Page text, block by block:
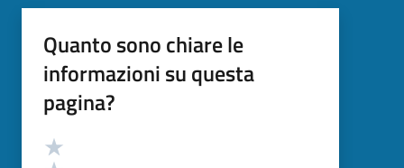
Quanto sono chiare le
informazioni su questa
pagina?
Valutazione